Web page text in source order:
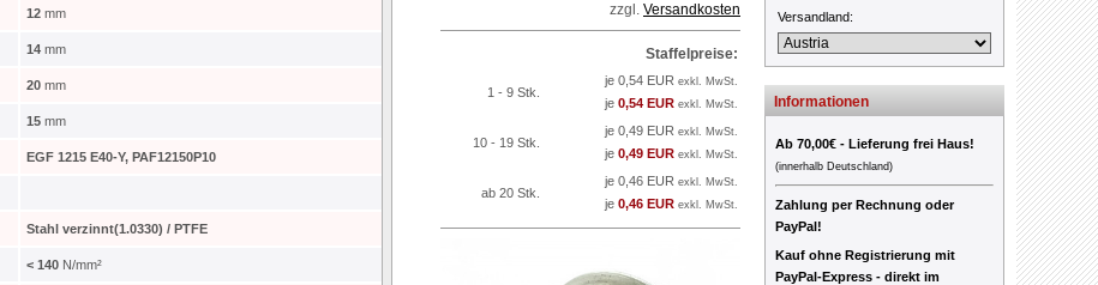
12 mm
14 mm
20 mm
15 mm
EGF 1215 E40-Y, PAF12150P10
Stahl verzinnt(1.0330) / PTFE
< 140 N/mm²
zzgl. Versandkosten
Staffelpreise:
1 - 9 Stk.
je 0,54 EUR exkl. MwSt.
je 0,54 EUR exkl. MwSt.
10 - 19 Stk.
je 0,49 EUR exkl. MwSt.
je 0,49 EUR exkl. MwSt.
ab 20 Stk.
je 0,46 EUR exkl. MwSt.
je 0,46 EUR exkl. MwSt.
Versandland:
Informationen
Ab 70,00€ - Lieferung frei Haus!
(innerhalb Deutschland)
Zahlung per Rechnung oder
PayPal!
Kauf ohne Registrierung mit
PayPal-Express - direkt im